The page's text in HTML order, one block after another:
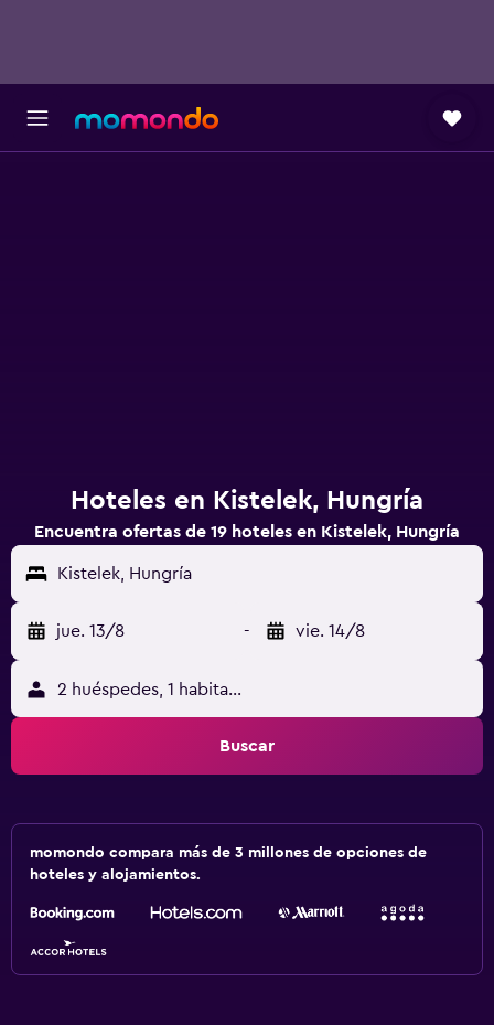
Hoteles en Kistelek, Hungría
Encuentra ofertas de 19 hoteles en Kistelek, Hungría
Kistelek, Hungría
jue. 13/8 - vie. 14/8
2 huéspedes, 1 habitación
Buscar
momondo compara más de 3 millones de opciones de
hoteles y alojamientos.